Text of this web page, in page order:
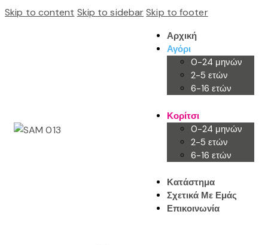
Skip to content Skip to sidebar Skip to footer
Αρχική
Αγόρι
0-24 μηνών
2-5 ετών
6-16 ετών
Κορίτσι
0-24 μηνών
2-5 ετών
6-16 ετών
Κατάστημα
Σχετικά Με Εμάς
Επικοινωνία